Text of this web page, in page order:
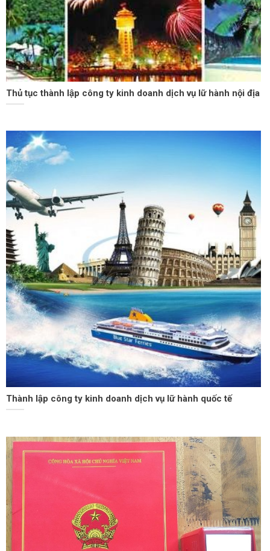
Thủ tục thành lập công ty kinh doanh dịch vụ lữ hành nội địa
Thành lập công ty kinh doanh dịch vụ lữ hành quốc tế